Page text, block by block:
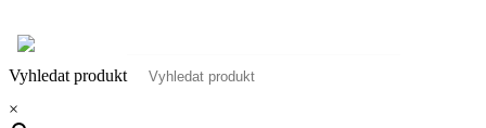
Vyhledat produkt
×